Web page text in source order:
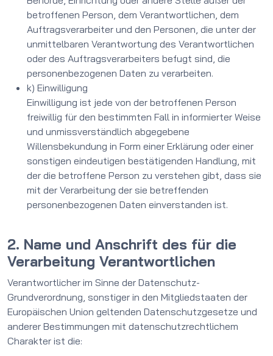
betroffenen Person, dem Verantwortlichen, dem
Auftragsverarbeiter und den Personen, die unter der
unmittelbaren Verantwortung des Verantwortlichen
oder des Auftragsverarbeiters befugt sind, die
personenbezogenen Daten zu verarbeiten.
k) Einwilligung
Einwilligung ist jede von der betroffenen Person
freiwillig für den bestimmten Fall in informierter Weise
und unmissverständlich abgegebene
Willensbekundung in Form einer Erklärung oder einer
sonstigen eindeutigen bestätigenden Handlung, mit
der die betroffene Person zu verstehen gibt, dass sie
mit der Verarbeitung der sie betreffenden
personenbezogenen Daten einverstanden ist.
2. Name und Anschrift des für die
Verarbeitung Verantwortlichen
Verantwortlicher im Sinne der Datenschutz-
Grundverordnung, sonstiger in den Mitgliedstaaten der
Europäischen Union geltenden Datenschutzgesetze und
anderer Bestimmungen mit datenschutzrechtlichem
Charakter ist die: